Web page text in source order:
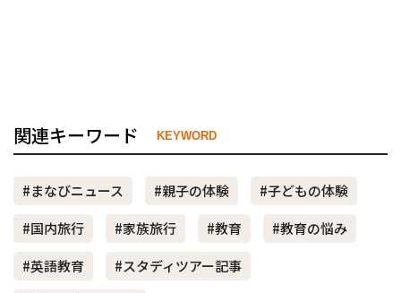
関連キーワード KEYWORD
#まなびニュース #親子の体験
#子どもの体験
#国内旅行
#家族旅行 #教育
#教育の悩み
#英語教育
#スタディツアー記事